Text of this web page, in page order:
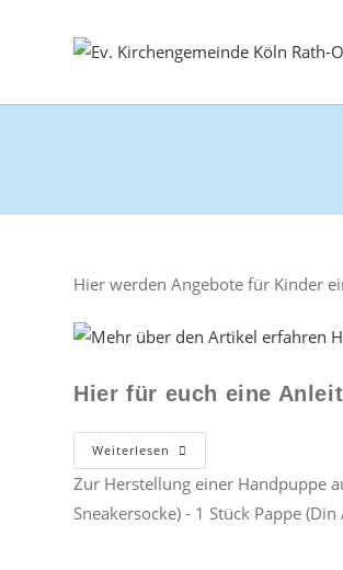
Hier werden Angebote für Kinder
Hier für euch eine
Weiterlesen Hier
Für
Euch
Eine
Anleitung
Zum
Zur Herstellung einer Handpuppe
Sneakersocke) - 1 Stück Pappe